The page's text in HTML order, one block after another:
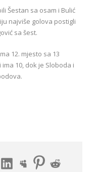
Šestan sa osam i Bulić
najviše golova postigli
sa šest.
12. mjesto sa 13
10, dok je Sloboda i